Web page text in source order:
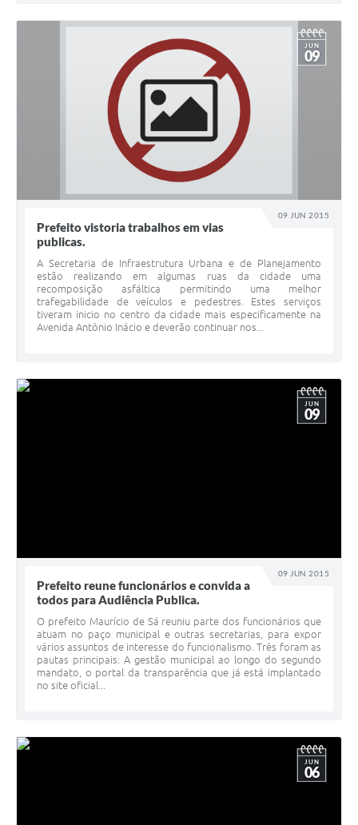
09 JUN 2015
JUN
09
Prefeito vistoria trabalhos em vias
publicas.
A Secretaria de Infraestrutura Urbana e de Planejamento
estão realizando em algumas ruas da cidade uma
recomposição asfáltica permitindo uma melhor
trafegabilidade de veículos e pedestres. Estes serviços
tiveram inicio no centro da cidade mais especificamente na
Avenida Antônio Inácio e deverão continuar nos...
09 JUN 2015
JUN
09
Prefeito reune funcionários e convida a
todos para Audiência Publica.
O prefeito Maurício de Sá reuniu parte dos funcionários que
atuam no paço municipal e outras secretarias, para expor
vários assuntos de interesse do funcionalismo. Três foram as
pautas principais: A gestão municipal ao longo do segundo
mandato, o portal da transparência que já está implantado
no site oficial...
JUN
06